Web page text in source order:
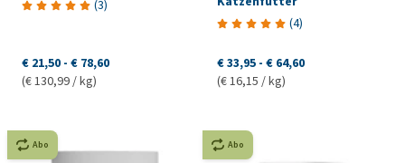
(3)
€ 21,50 - € 78,60
(€ 130,99 / kg)
(4)
€ 33,95 - € 64,60
(€ 16,15 / kg)
Abo Abo